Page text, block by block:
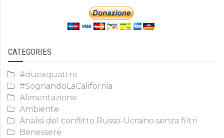
CATEGORIES
#duexquattro
#SognandoLaCalifornia
Alimentazione
Ambiente
Analisi del conflitto Russo-Ucraino senza filtri
Benessere